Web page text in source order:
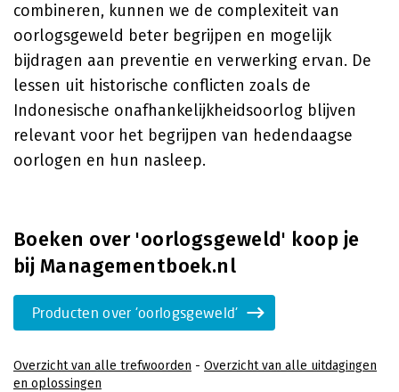
combineren, kunnen we de complexiteit van
oorlogsgeweld beter begrijpen en mogelijk
bijdragen aan preventie en verwerking ervan. De
lessen uit historische conflicten zoals de
Indonesische onafhankelijkheidsoorlog blijven
relevant voor het begrijpen van hedendaagse
oorlogen en hun nasleep.
Boeken over 'oorlogsgeweld' koop je
bij Managementboek.nl
Producten over 'oorlogsgeweld'
Overzicht van alle trefwoorden - Overzicht van alle uitdagingen
en oplossingen